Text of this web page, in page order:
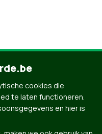
cookies die
te laten functioneren.
en hier is